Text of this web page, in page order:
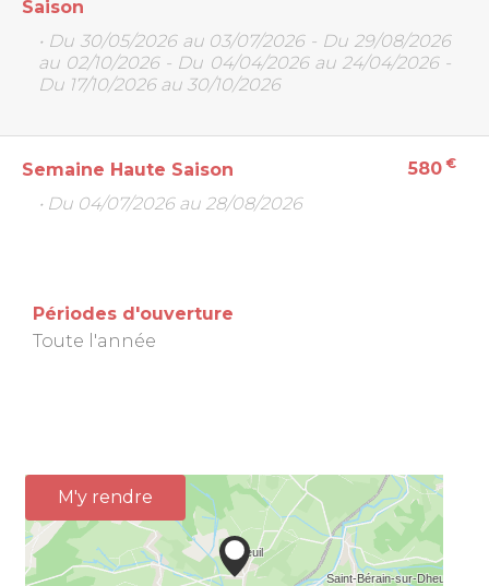
Saison
• Du 30/05/2026 au 03/07/2026 - Du 29/08/2026
au 02/10/2026 - Du 04/04/2026 au 24/04/2026 -
Du 17/10/2026 au 30/10/2026
Semaine Haute Saison 580 €
• Du 04/07/2026 au 28/08/2026
Périodes d'ouverture
Toute l'année
M'y rendre